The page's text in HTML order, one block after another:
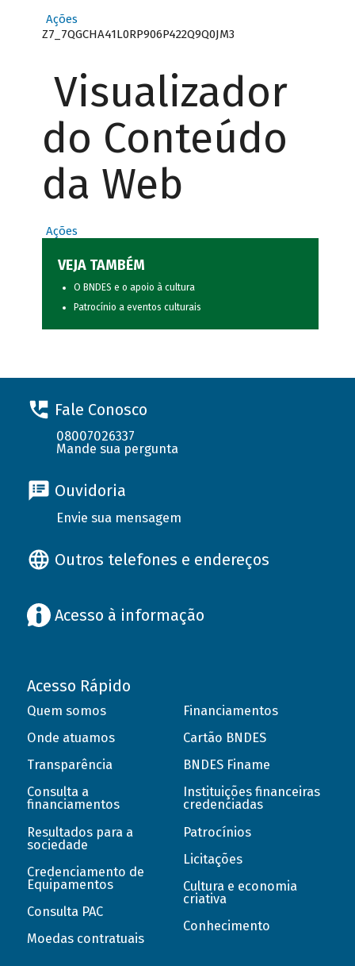
Ações
Z7_7QGCHA41L0RP906P422Q9Q0JM3
Visualizador
do Conteúdo
da Web
Ações
VEJA TAMBÉM
O BNDES e o apoio à cultura
Patrocínio a eventos culturais
Fale Conosco
08007026337
Mande sua pergunta
Ouvidoria
Envie sua mensagem
Outros telefones e endereços
Acesso à informação
Acesso Rápido
Quem somos
Onde atuamos
Transparência
Consulta a
financiamentos
Resultados para a
sociedade
Credenciamento de
Equipamentos
Consulta PAC
Moedas contratuais
Financiamentos
Cartão BNDES
BNDES Finame
Instituições financeiras
credenciadas
Patrocínios
Licitações
Cultura e economia
criativa
Conhecimento